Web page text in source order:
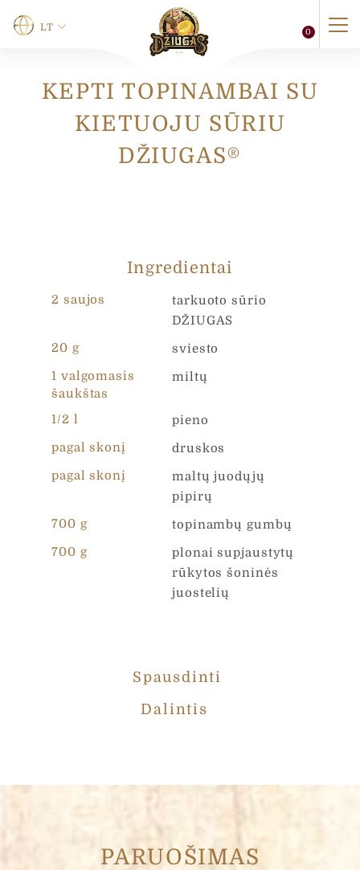
LT 0
KEPTI TOPINAMBAI SU
KIETUOJU SŪRIU
DŽIUGAS®
Ingredientai
2 saujos
tarkuoto sūrio
DŽIUGAS
20 g
sviesto
1 valgomasis
šaukštas
miltų
1/2 l
pieno
pagal skonį
druskos
pagal skonį
maltų juodųjų
pipirų
700 g
topinambų gumbų
700 g
plonai supjaustytų
rūkytos šoninės
juostelių
Spausdinti
Dalintis
PARUOŠIMAS
0 of 12 max characters.
Jūsų asmens duomenys yra renkami ir tvarkomi,
siekiant įvertinti Jūsų interneto projekto poreikius ir
pateikti UAB „Čia Market tinkamiausią pasiūlymą.
Užpildydami šią formą, Jūs sutinkate kad su mūsų
"Privatumo Politikoje" aprašytomis taisyklėmis